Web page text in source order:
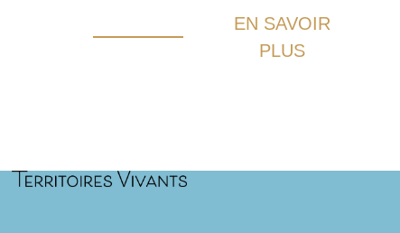
EN SAVOIR
PLUS